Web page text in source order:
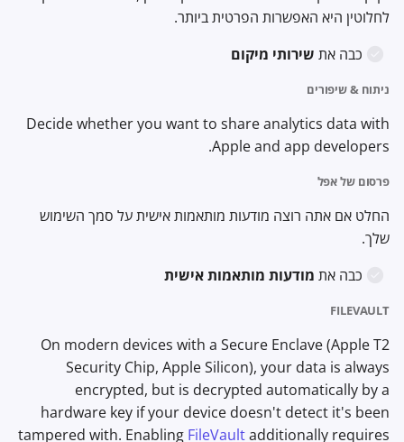
לחלוטין היא האפשרות הפרטית ביותר.
כבה את שירותי מיקום
ניתוח & שיפורים
Decide whether you want to share analytics data with
Apple and app developers.
פרסום של אפל
החלט אם אתה רוצה מודעות מותאמות אישית על סמך השימוש
שלך.
כבה את מודעות מותאמות אישית
FILEVAULT
On modern devices with a Secure Enclave (Apple T2
Security Chip, Apple Silicon), your data is always
encrypted, but is decrypted automatically by a
hardware key if your device doesn't detect it's been
tampered with. Enabling FileVaultadditionally requires